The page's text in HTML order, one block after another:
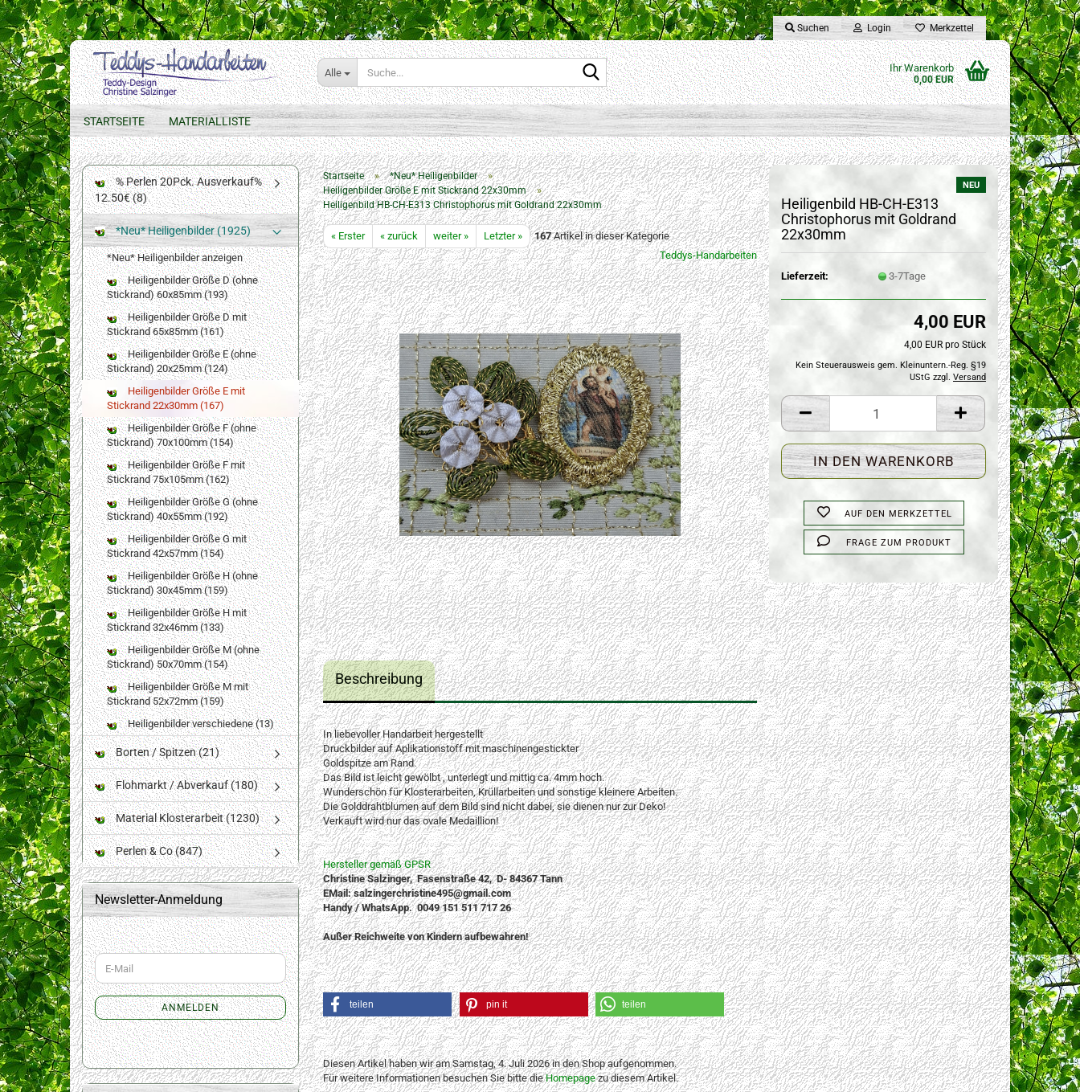
Suchen Login Merkzettel
Alle
Suche... Ihr Warenkorb
0,00 EUR
STARTSEITE MATERIALLISTE
Startseite » *Neu* Heiligenbilder »
Heiligenbilder Größe E mit Stickrand 22x30mm »
Heiligenbild HB-CH-E313 Christophorus mit Goldrand 22x30mm
« Erster « zurück weiter » Letzter » 167Artikel in dieser Kategorie
Teddys-Handarbeiten
NEU
Heiligenbild HB-CH-E313
Christophorus mit Goldrand
22x30mm
Lieferzeit: 3-7Tage
4,00 EUR
4,00 EUR pro Stück
Kein Steuerausweis gem. Kleinuntern.-Reg. §19
UStG zzgl. Versand
AUF DEN MERKZETTEL
FRAGE ZUM PRODUKT
Beschreibung
In liebevoller Handarbeit hergestellt
Druckbilder auf Aplikationstoff mit maschinengestickter
Goldspitze am Rand.
Das Bild ist leicht gewölbt , unterlegt und mittig ca. 4mm hoch.
Wunderschön für Klosterarbeiten, Krüllarbeiten und sonstige kleinere Arbeiten.
Die Golddrahtblumen auf dem Bild sind nicht dabei, sie dienen nur zur Deko!
Verkauft wird nur das ovale Medaillion!
Hersteller gemäß GPSR
Christine Salzinger, Fasenstraße 42, D- 84367 Tann
EMail: salzingerchristine495@gmail.com
Handy / WhatsApp. 0049 151 511 717 26
Außer Reichweite von Kindern aufbewahren!
teilen pin it teilen
Diesen Artikel haben wir am Samstag, 4. Juli 2026 in den Shop aufgenommen.
Für weitere Informationen besuchen Sie bitte dieHomepagezu diesem Artikel.
% Perlen 20Pck. Ausverkauf%
12.50€ (8)
*Neu* Heiligenbilder (1925)
*Neu* Heiligenbilder anzeigen
Heiligenbilder Größe D (ohne
Stickrand) 60x85mm (193)
Heiligenbilder Größe D mit
Stickrand 65x85mm (161)
Heiligenbilder Größe E (ohne
Stickrand) 20x25mm (124)
Heiligenbilder Größe E mit
Stickrand 22x30mm (167)
Heiligenbilder Größe F (ohne
Stickrand) 70x100mm (154)
Heiligenbilder Größe F mit
Stickrand 75x105mm (162)
Heiligenbilder Größe G (ohne
Stickrand) 40x55mm (192)
Heiligenbilder Größe G mit
Stickrand 42x57mm (154)
Heiligenbilder Größe H (ohne
Stickrand) 30x45mm (159)
Heiligenbilder Größe H mit
Stickrand 32x46mm (133)
Heiligenbilder Größe M (ohne
Stickrand) 50x70mm (154)
Heiligenbilder Größe M mit
Stickrand 52x72mm (159)
Heiligenbilder verschiedene (13)
Borten / Spitzen (21)
Flohmarkt / Abverkauf (180)
Material Klosterarbeit (1230)
Perlen & Co (847)
Newsletter-Anmeldung
WEITER
ZUR
NEWSLETTER-
ANMELDUNG
E-
Mail
ANMELDEN